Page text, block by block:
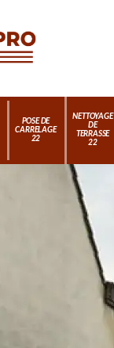
POSE DE
CARRELAGE
22
NETTOYAGE
DE
TERRASSE
22